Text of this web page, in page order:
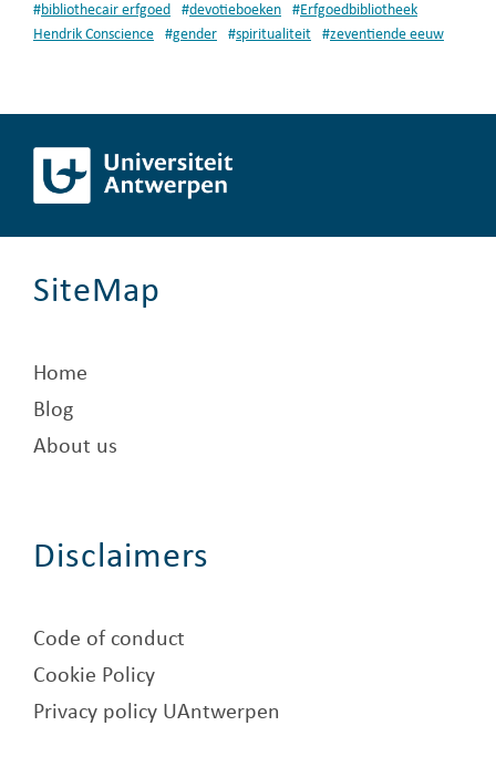
#bibliothecair erfgoed #devotieboeken #Erfgoedbibliotheek
Hendrik Conscience
#gender #spiritualiteit #zeventiende eeuw
SiteMap
Home
Blog
About us
Disclaimers
Code of conduct
Cookie Policy
Privacy policy UAntwerpen